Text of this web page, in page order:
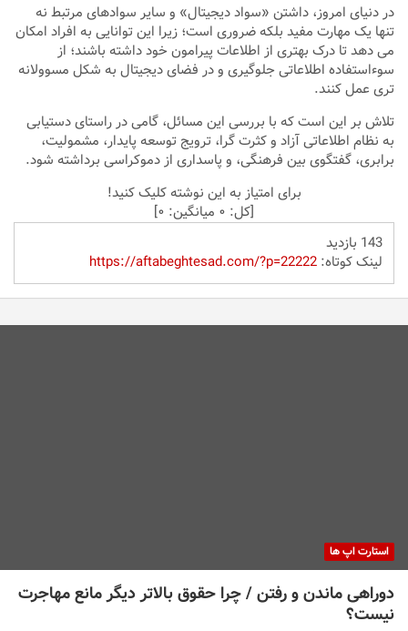
در دنیای امروز، داشتن «سواد دیجیتال» و سایر سوادهای مرتبط نه
تنها یک مهارت مفید بلکه ضروری است؛ زیرا این توانایی به افراد امکان
می دهد تا درک بهتری از اطلاعات پیرامون خود داشته باشند؛ از
سوءاستفاده اطلاعاتی جلوگیری و در فضای دیجیتال به شکل مسوولانه
تری عمل کنند.
تلاش بر این است که با بررسی این مسائل، گامی در راستای دستیابی
به نظام اطلاعاتی آزاد و کثرت گرا، ترویج توسعه پایدار، مشمولیت،
برابری، گفتگوی بین فرهنگی، و پاسداری از دموکراسی برداشته شود.
برای امتیاز به این نوشته کلیک کنید!
[کل:۰ میانگین:۰ ]
143 بازدید
لینک کوتاه:https://aftabeghtesad.com/?p=22222
استارت اپ ها
دوراهی ماندن و رفتن / چرا حقوق بالاتر دیگر مانع مهاجرت
نیست؟